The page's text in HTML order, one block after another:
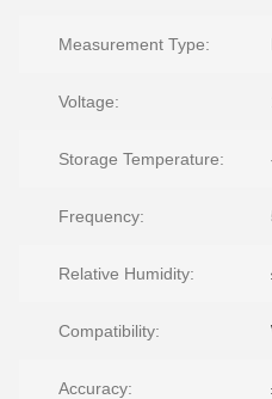
Measurement Type:
Voltage:
Storage Temperature:
Frequency:
Relative Humidity:
Compatibility:
Accuracy: